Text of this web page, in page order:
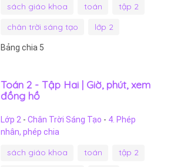
sách giáo khoa toán
tập 2
chân trời sáng tạo
lớp 2
Bảng chia 5
Toán 2 - Tập Hai | Giờ, phút, xem
đồng hồ
Lớp 2 - Chân Trời Sáng Tạo - 4. Phép
nhân, phép chia
sách giáo khoa toán
tập 2